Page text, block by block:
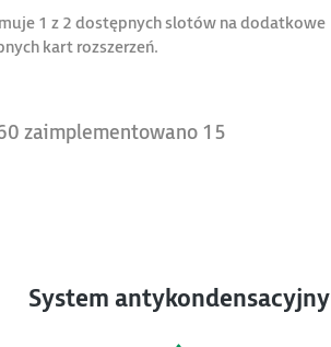
1 z 2 dostępnych slotów na dodatkowe
kart rozszerzeń.
zaimplementowano 15
System antykondensacyjny